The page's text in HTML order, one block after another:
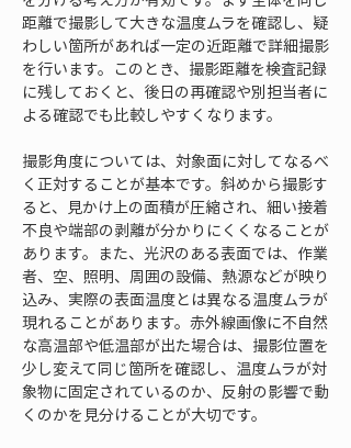
距離で撮影して大きな温度ムラを確認し、疑
わしい箇所があれば一定の近距離で詳細撮影
を行います。このとき、撮影距離を検査記録
に残しておくと、後日の再確認や別担当者に
よる確認でも比較しやすくなります。
撮影角度については、対象面に対してなるべ
く正対することが基本です。斜めから撮影す
ると、見かけ上の面積が圧縮され、細い接着
不良や端部の剥離が分かりにくくなることが
あります。また、光沢のある表面では、作業
者、空、照明、周囲の設備、熱源などが映り
込み、実際の表面温度とは異なる温度ムラが
現れることがあります。赤外線画像に不自然
な高温部や低温部が出た場合は、撮影位置を
少し変えて同じ箇所を確認し、温度ムラが対
象物に固定されているのか、反射の影響で動
くのかを見分けることが大切です。